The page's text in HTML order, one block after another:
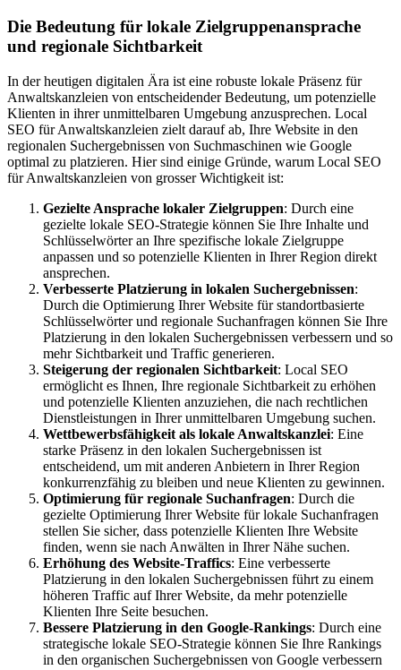
Die Bedeutung für lokale Zielgruppenansprache
und regionale Sichtbarkeit
In der heutigen digitalen Ära ist eine robuste lokale Präsenz für
Anwaltskanzleien von entscheidender Bedeutung, um potenzielle
Klienten in ihrer unmittelbaren Umgebung anzusprechen. Local
SEO für Anwaltskanzleien zielt darauf ab, Ihre Website in den
regionalen Suchergebnissen von Suchmaschinen wie Google
optimal zu platzieren. Hier sind einige Gründe, warum Local SEO
für Anwaltskanzleien von grosser Wichtigkeit ist:
Gezielte Ansprache lokaler Zielgruppen: Durch eine
gezielte lokale SEO-Strategie können Sie Ihre Inhalte und
Schlüsselwörter an Ihre spezifische lokale Zielgruppe
anpassen und so potenzielle Klienten in Ihrer Region direkt
ansprechen.
Verbesserte Platzierung in lokalen Suchergebnissen:
Durch die Optimierung Ihrer Website für standortbasierte
Schlüsselwörter und regionale Suchanfragen können Sie Ihre
Platzierung in den lokalen Suchergebnissen verbessern und so
mehr Sichtbarkeit und Traffic generieren.
Steigerung der regionalen Sichtbarkeit: Local SEO
ermöglicht es Ihnen, Ihre regionale Sichtbarkeit zu erhöhen
und potenzielle Klienten anzuziehen, die nach rechtlichen
Dienstleistungen in Ihrer unmittelbaren Umgebung suchen.
Wettbewerbsfähigkeit als lokale Anwaltskanzlei: Eine
starke Präsenz in den lokalen Suchergebnissen ist
entscheidend, um mit anderen Anbietern in Ihrer Region
konkurrenzfähig zu bleiben und neue Klienten zu gewinnen.
Optimierung für regionale Suchanfragen: Durch die
gezielte Optimierung Ihrer Website für lokale Suchanfragen
stellen Sie sicher, dass potenzielle Klienten Ihre Website
finden, wenn sie nach Anwälten in Ihrer Nähe suchen.
Erhöhung des Website-Traffics: Eine verbesserte
Platzierung in den lokalen Suchergebnissen führt zu einem
höheren Traffic auf Ihrer Website, da mehr potenzielle
Klienten Ihre Seite besuchen.
Bessere Platzierung in den Google-Rankings: Durch eine
strategische lokale SEO-Strategie können Sie Ihre Rankings
in den organischen Suchergebnissen von Google verbessern